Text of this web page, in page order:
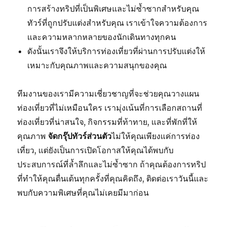
การสร้างทริปที่เป็นพิเศษและไม่ซ้ำซากสำหรับคุณ
ทัวร์ที่ถูกปรับแต่งสำหรับคุณ เราเข้าใจความต้องการ
และความหลากหลายของนักเดินทางทุกคน
ดังนั้นเราจึงให้บริการท่องเที่ยวที่ผ่านการปรับแต่งให้
เหมาะกับคุณภาพและความสนุกของคุณ
ทีมงานของเรามีความเชี่ยวชาญที่จะช่วยคุณวางแผน
ท่องเที่ยวที่ไม่เหมือนใคร เรามุ่งเน้นที่การเลือกสถานที่
ท่องเที่ยวที่น่าสนใจ, กิจกรรมที่ท้าทาย, และที่พักที่ให้
คุณภาพจัดกรุ๊ปทัวร์ส่วนตัวไม่ให้คุณเพียงแค่การท่อง
เที่ยว, แต่ยังเป็นการเปิดโอกาสให้คุณได้พบกับ
ประสบการณ์ที่ล้ำลึกและไม่ซ้ำซาก ถ้าคุณต้องการทริป
ที่ทำให้คุณตื่นเต้นทุกครั้งที่คุณคิดถึง, ติดต่อเราวันนี้และ
พบกับความพิเศษที่คุณไม่เคยมีมาก่อน